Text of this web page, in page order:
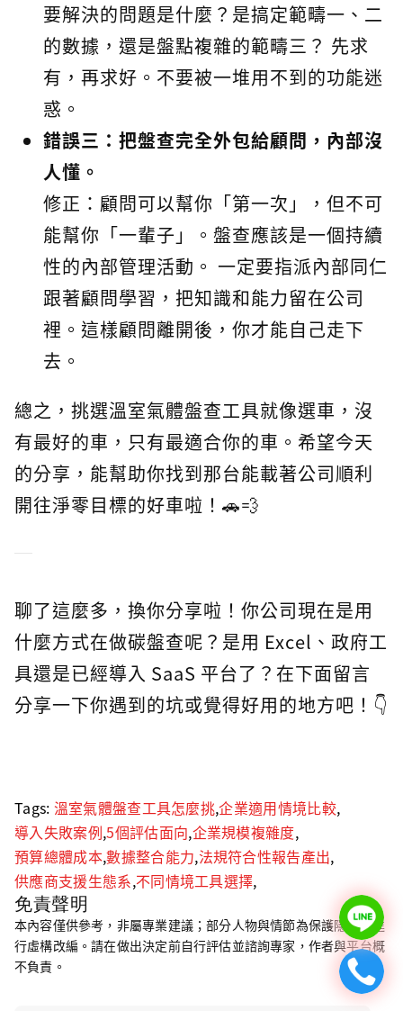
要解決的問題是什麼？是搞定範疇一、二
的數據，還是盤點複雜的範疇三？ 先求
有，再求好。不要被一堆用不到的功能迷
惑。
錯誤三：把盤查完全外包給顧問，內部沒
人懂。
修正：顧問可以幫你「第一次」，但不可
能幫你「一輩子」。盤查應該是一個持續
性的內部管理活動。 一定要指派內部同仁
跟著顧問學習，把知識和能力留在公司
裡。這樣顧問離開後，你才能自己走下
去。
總之，挑選溫室氣體盤查工具就像選車，沒
有最好的車，只有最適合你的車。希望今天
的分享，能幫助你找到那台能載著公司順利
開往淨零目標的好車啦！🚗💨
聊了這麼多，換你分享啦！你公司現在是用
什麼方式在做碳盤查呢？是用 Excel、政府工
具還是已經導入 SaaS 平台了？在下面留言
分享一下你遇到的坑或覺得好用的地方吧！👇
Tags: 溫室氣體盤查工具怎麼挑,企業適用情境比較,
導入失敗案例,5個評估面向,企業規模複雜度,
預算總體成本,數據整合能力,法規符合性報告產出,
供應商支援生態系,不同情境工具選擇,
免責聲明
本內容僅供參考，非屬專業建議；部分人物與情節為保護隱私已進
行虛構改編。請在做出決定前自行評估並諮詢專家，作者與平台概
不負責。